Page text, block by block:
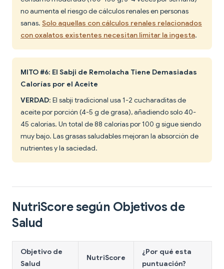
no aumenta el riesgo de cálculos renales en personas
sanas. Solo aquellas con cálculos renales relacionados
con oxalatos existentes necesitan limitar la ingesta.
MITO #6: El Sabji de Remolacha Tiene Demasiadas
Calorías por el Aceite
VERDAD: El sabji tradicional usa 1-2 cucharaditas de
aceite por porción (4-5 g de grasa), añadiendo solo 40-
45 calorías. Un total de 88 calorías por 100 g sigue siendo
muy bajo. Las grasas saludables mejoran la absorción de
nutrientes y la saciedad.
NutriScore según Objetivos de
Salud
Objetivo de
Salud
NutriScore
¿Por qué esta
puntuación?